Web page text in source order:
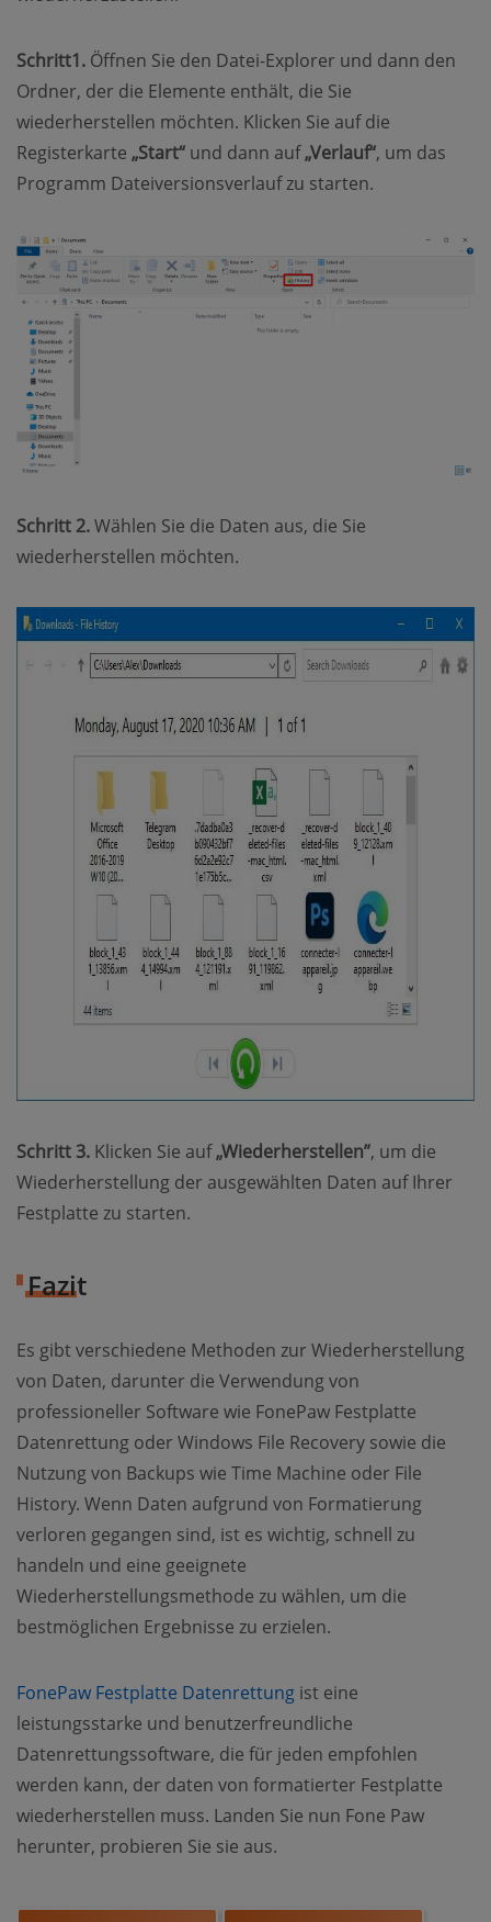
Schritt1. Öffnen Sie den Datei-Explorer und dann den
Ordner, der die Elemente enthält, die Sie
wiederherstellen möchten. Klicken Sie auf die
Registerkarte „Start“ und dann auf„Verlauf“, um das
Programm Dateiversionsverlauf zu starten.
Schritt 2.Wählen Sie die Daten aus, die Sie
wiederherstellen möchten.
Schritt 3. Klicken Sie auf„Wiederherstellen”, um die
Wiederherstellung der ausgewählten Daten auf Ihrer
Festplatte zu starten.
Fazit
Es gibt verschiedene Methoden zur Wiederherstellung
von Daten, darunter die Verwendung von
professioneller Software wie FonePaw Festplatte
Datenrettung oder Windows File Recovery sowie die
Nutzung von Backups wie Time Machine oder File
History. Wenn Daten aufgrund von Formatierung
verloren gegangen sind, ist es wichtig, schnell zu
handeln und eine geeignete
Wiederherstellungsmethode zu wählen, um die
bestmöglichen Ergebnisse zu erzielen.
FonePaw Festplatte Datenrettung ist eine
leistungsstarke und benutzerfreundliche
Datenrettungssoftware, die für jeden empfohlen
werden kann, der daten von formatierter Festplatte
wiederherstellen muss. Landen Sie nun Fone Paw
herunter, probieren Sie sie aus.